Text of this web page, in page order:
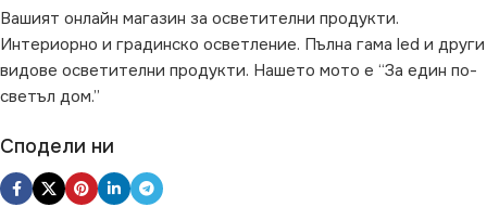
Вашият онлайн магазин за осветителни продукти.
Интериорно и градинско осветление. Пълна гама led и други
видове осветителни продукти. Нашето мото е “За един по-
светъл дом.”
Сподели ни